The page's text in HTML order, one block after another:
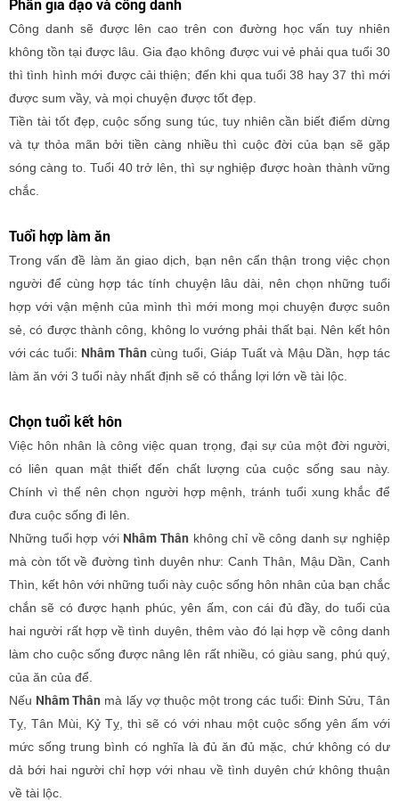
Phần gia đạo và công danh
Công danh sẽ được lên cao trên con đường học vấn tuy nhiên
không tồn tại được lâu. Gia đạo không được vui vẻ phải qua tuổi 30
thì tình hình mới được cải thiện; đến khi qua tuổi 38 hay 37 thì mới
được sum vầy, và mọi chuyện được tốt đẹp.
Tiền tài tốt đẹp, cuộc sống sung túc, tuy nhiên cần biết điểm dừng
và tự thỏa mãn bởi tiền càng nhiều thì cuộc đời của bạn sẽ gặp
sóng càng to. Tuổi 40 trở lên, thì sự nghiệp được hoàn thành vững
chắc.
Tuổi hợp làm ăn
Trong vấn đề làm ăn giao dịch, bạn nên cẩn thận trong việc chọn
người để cùng hợp tác tính chuyện lâu dài, nên chọn những tuổi
hợp với vận mệnh của mình thì mới mong mọi chuyện được suôn
sẻ, có được thành công, không lo vướng phải thất bại. Nên kết hôn
với các tuổi: Nhâm Thâncùng tuổi, Giáp Tuất và Mậu Dần, hợp tác
làm ăn với 3 tuổi này nhất định sẽ có thắng lợi lớn về tài lộc.
Chọn tuổi kết hôn
Việc hôn nhân là công việc quan trọng, đại sự của một đời người,
có liên quan mật thiết đến chất lượng của cuộc sống sau này.
Chính vì thế nên chọn người hợp mệnh, tránh tuổi xung khắc để
đưa cuộc sống đi lên.
Những tuổi hợp với Nhâm Thânkhông chỉ về công danh sự nghiệp
mà còn tốt về đường tình duyên như: Canh Thân, Mậu Dần, Canh
Thìn, kết hôn với những tuổi này cuộc sống hôn nhân của bạn chắc
chắn sẽ có được hạnh phúc, yên ấm, con cái đủ đầy, do tuổi của
hai người rất hợp về tình duyên, thêm vào đó lại hợp về công danh
làm cho cuộc sống được nâng lên rất nhiều, có giàu sang, phú quý,
của ăn của để.
Nếu Nhâm Thân mà lấy vợ thuộc một trong các tuổi: Đinh Sửu, Tân
Tỵ, Tân Mùi, Kỷ Tỵ, thì sẽ có với nhau một cuộc sống yên ấm với
mức sống trung bình có nghĩa là đủ ăn đủ mặc, chứ không có dư
dả bới hai người chỉ hợp với nhau về tình duyên chứ không thuận
về tài lộc.